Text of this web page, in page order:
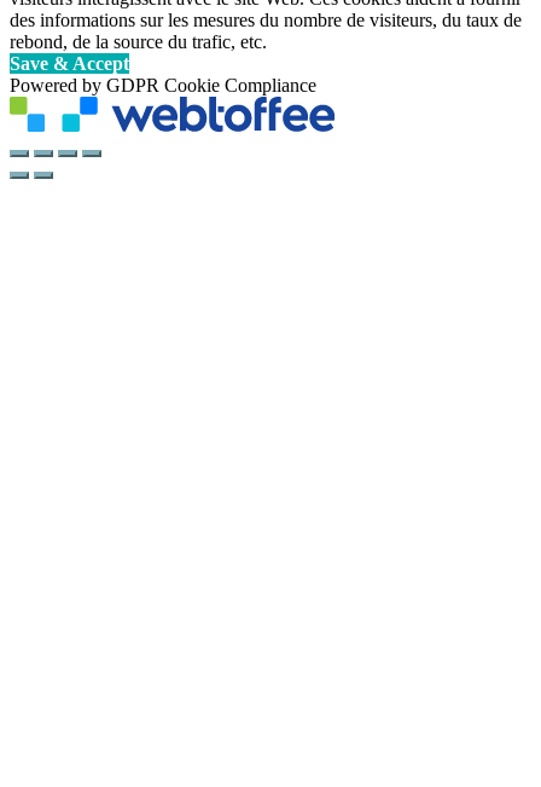
des informations sur les mesures du nombre de visiteurs, du taux de
rebond, de la source du trafic, etc.
Save & Accept
Powered by GDPR Cookie Compliance